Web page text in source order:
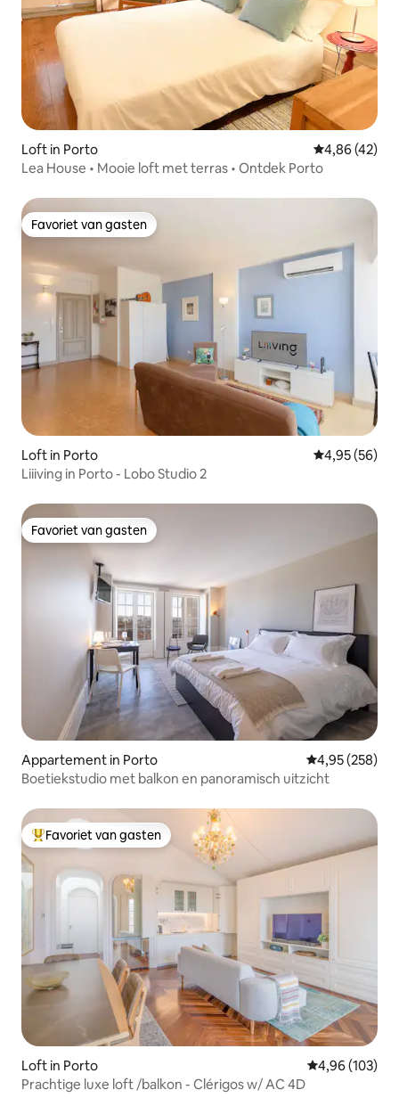
Loft in Porto Gemiddelde
4,86 (42)
Lea House • Mooie loft met terras • Ontdek Porto
Favoriet van gasten
Favoriet van gasten
Loft in Porto Gemiddelde
4,95 (56)
Liiiving in Porto - Lobo Studio 2
Favoriet van gasten
Favoriet van gasten
Appartement in Porto Gemiddelde
4,95 (258)
Boetiekstudio met balkon en panoramisch uitzicht
Topfavoriet van gasten
Favoriet van gasten
Loft in Porto Gemiddelde
4,96 (103)
Prachtige luxe loft /balkon - Clérigos w/ AC 4D